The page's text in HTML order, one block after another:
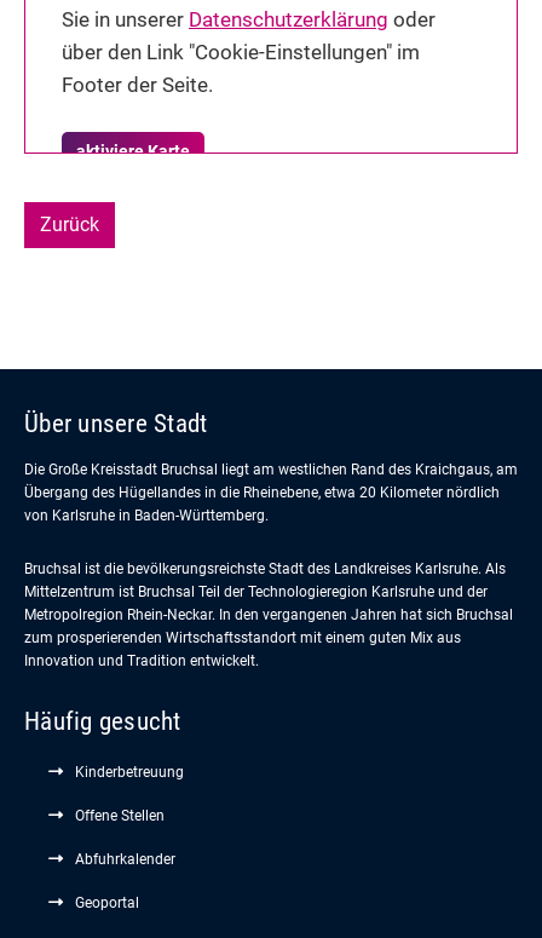
Sie in unserer Datenschutzerklärung oder
über den Link "Cookie-Einstellungen" im
Footer der Seite.
aktiviere Karte
Zurück
Über unsere Stadt
Die Große Kreisstadt Bruchsal liegt am westlichen Rand des Kraichgaus, am
Übergang des Hügellandes in die Rheinebene, etwa 20 Kilometer nördlich
von Karlsruhe in Baden-Württemberg.
Bruchsal ist die bevölkerungsreichste Stadt des Landkreises Karlsruhe. Als
Mittelzentrum ist Bruchsal Teil der Technologieregion Karlsruhe und der
Metropolregion Rhein-Neckar. In den vergangenen Jahren hat sich Bruchsal
zum prosperierenden Wirtschaftsstandort mit einem guten Mix aus
Innovation und Tradition entwickelt.
Häufig gesucht
Kinderbetreuung
Offene Stellen
Abfuhrkalender
Geoportal